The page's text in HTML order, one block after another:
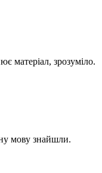
матеріал, зрозуміло.
мову знайшли.